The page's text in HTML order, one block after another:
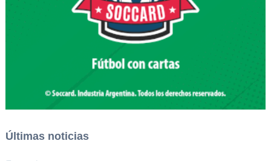
Últimas noticias